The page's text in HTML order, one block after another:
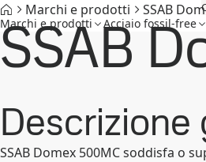
Marchi e prodotti Acciaio fossil-free
Marchi e prodotti SSAB
SSAB
SSAB Domex 500MC soddisfa o